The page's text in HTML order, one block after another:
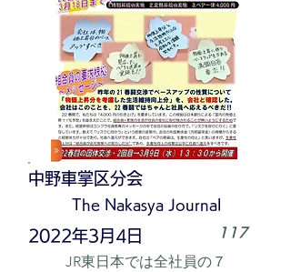
中野車掌区分会
The Nakasya Journal
2022年3月4日 117
JR東日本では全社員の７